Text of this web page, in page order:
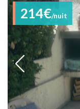
214€/nuit